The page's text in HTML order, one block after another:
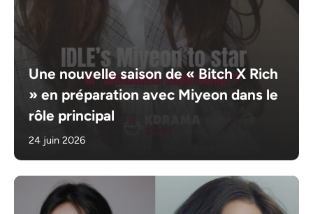
Une nouvelle saison de « Bitch X Rich
» en préparation avec Miyeon dans le
rôle principal
24 juin 2026